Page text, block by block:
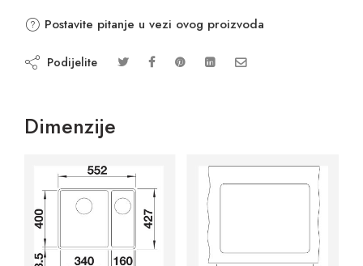
Postavite pitanje u vezi ovog proizvoda
Podijelite
Dimenzije